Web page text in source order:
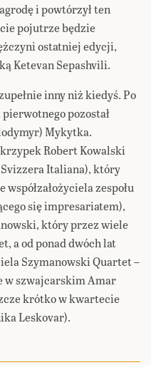
i powtórzył ten
pojutrze będzie
ostatniej edycji,
Ketevan Sepashvili.
inny niż kiedyś. Po
pozostał
Mykytka.
Robert Kowalski
Italiana), który
zespołu
się impresariatem),
który przez wiele
a od ponad dwóch lat
Szymanowski Quartet –
w szwajcarskim Amar
krótko w kwartecie
Leskovar).